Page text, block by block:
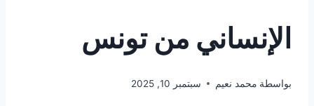
الإنساني من تونس
بواسطة محمد نعيم سبتمبر 10, 2025